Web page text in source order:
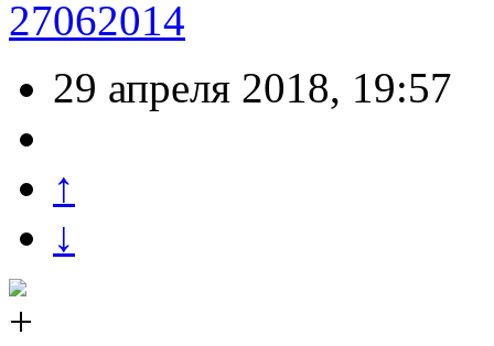
27062014
29 апреля 2018, 19:57
↑
↓